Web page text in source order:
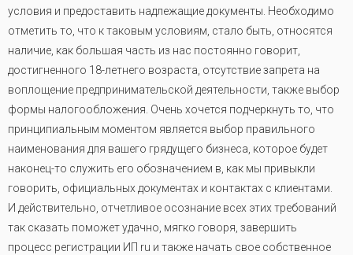
условия и предоставить надлежащие документы. Необходимо
отметить то, что к таковым условиям, стало быть, относятся
наличие, как большая часть из нас постоянно говорит,
достигненного 18-летнего возраста, отсутствие запрета на
воплощение предпринимательской деятельности, также выбор
формы налогообложения. Очень хочется подчеркнуть то, что
принципиальным моментом является выбор правильного
наименования для вашего грядущего бизнеса, которое будет
наконец-то служить его обозначением в, как мы привыкли
говорить, официальных документах и контактах с клиентами.
И действительно, отчетливое осознание всех этих требований
так сказать поможет удачно, мягко говоря, завершить
процесс регистрации ИП ru и также начать свое собственное